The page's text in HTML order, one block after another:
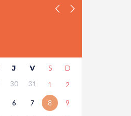
J V S D
30 31 1 2
6 7 8 9